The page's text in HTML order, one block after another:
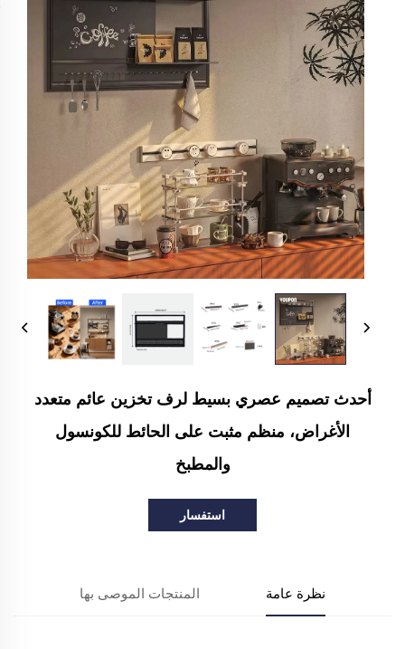
أحدث تصميم عصري بسيط لرف تخزين عائم متعدد
الأغراض، منظم مثبت على الحائط للكونسول
والمطبخ
استفسار
نظرة عامة المنتجات الموصى بها